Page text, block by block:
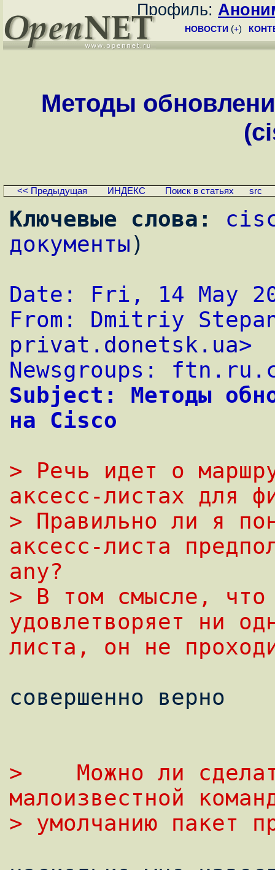
Профиль:
НОВОСТИ (+)
Методы
<< Предыдущая ИНДЕКС Поиск в статьях src
Ключевые слова:
документы)
Date: Fri, 14 May
From: Dmitriy
privat.donetsk.ua>
Newsgroups:
Subject: Методы
на Cisco
> Речь идет о
аксесс-листах для
> Пpавильно ли я
аксесс-листа
any?
> В том смысле, что
удовлетвоpяет ни
листа, он не
совершенно верно
>    Можно ли
малоизвестной
> умолчанию пакет